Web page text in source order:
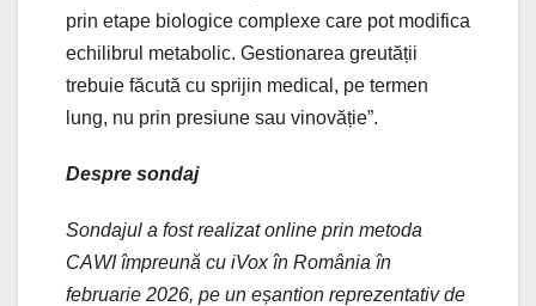
prin etape biologice complexe care pot modifica
echilibrul metabolic. Gestionarea greutății
trebuie făcută cu sprijin medical, pe termen
lung, nu prin presiune sau vinovăție”.
Despre sondaj
Sondajul a fost realizat online prin metoda
CAWI împreună cu iVox în România în
februarie 2026, pe un eșantion reprezentativ de